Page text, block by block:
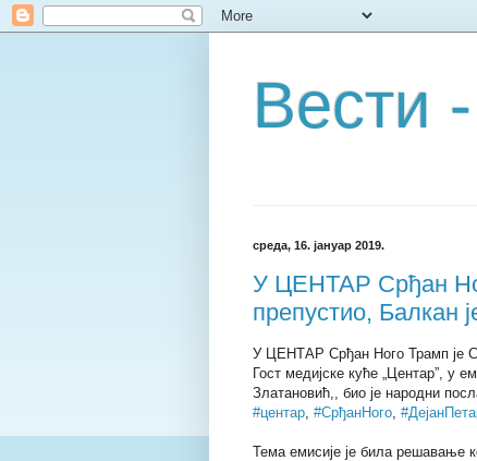
Вести
среда, 16. јануар 2019.
У ЦЕНТАР Срђан
препустио, Балкан
У ЦЕНТАР Срђан Ного Трамп је
Гост медијске куће „Центар”, у
Златановић,, био је народни
#центар #СрђанНого
Тема емисије је била решавање